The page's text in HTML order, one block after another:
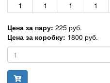
1
1 1 1
Цена за пару: 225 руб.
Цена за коробку: 1800 руб.